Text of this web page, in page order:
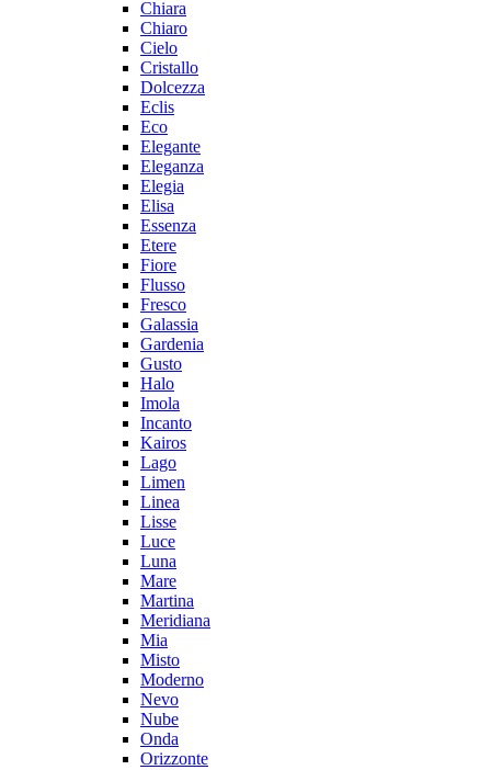
Chiara
Chiaro
Cielo
Cristallo
Dolcezza
Eclis
Eco
Elegante
Eleganza
Elegia
Elisa
Essenza
Etere
Fiore
Flusso
Fresco
Galassia
Gardenia
Gusto
Halo
Imola
Incanto
Kairos
Lago
Limen
Linea
Lisse
Luce
Luna
Mare
Martina
Meridiana
Mia
Misto
Moderno
Nevo
Nube
Onda
Orizzonte